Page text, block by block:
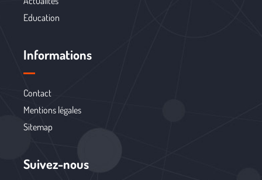
Education
Informations
Contact
Mentions légales
Sitemap
Suivez-nous